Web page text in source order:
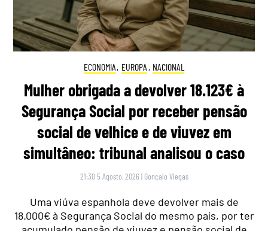
ECONOMIA, EUROPA , NACIONAL
Mulher obrigada a devolver 18.123€ à
Segurança Social por receber pensão
social de velhice e de viuvez em
simultâneo: tribunal analisou o caso
21:30 5 Agosto, 2026 | Gonçalo Viegas
Uma viúva espanhola deve devolver mais de
18.000€ à Segurança Social do mesmo país, por ter